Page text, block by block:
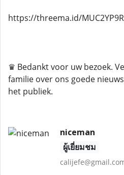
https://threema.id/MUC2YP9R
♛ Bedankt voor uw bezoek.
familie over ons goede
het publiek.
niceman
ผู้เยี่ยมชม